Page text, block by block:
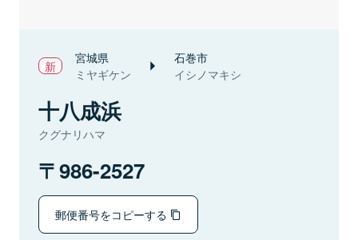
宮城県
ミヤギケン
石巻市
イシノマキシ
十八成浜
クグナリハマ
986-2527
郵便番号をコピーする